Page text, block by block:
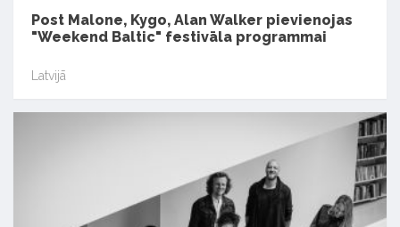
Post Malone, Kygo, Alan Walker pievienojas
"Weekend Baltic" festivāla programmai
Latvijā